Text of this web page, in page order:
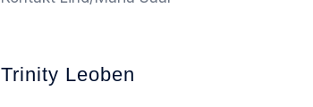
Trinity Leoben